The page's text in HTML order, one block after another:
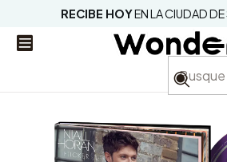
RECIBE HOYEN LA CIUDAD